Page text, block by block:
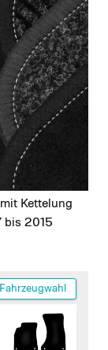
Kettelung
bis 2015